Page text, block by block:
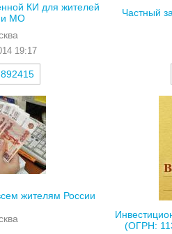
КИ для жителей
и МО
19:17
Частный
жителям России
(ОГРН: